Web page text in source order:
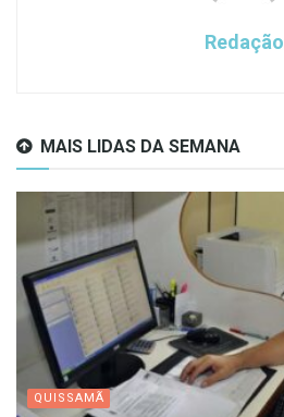
Redação
MAIS LIDAS DA SEMANA
QUISSAMÃ